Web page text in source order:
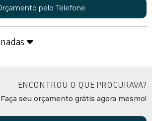
pelo Telefone
ENCONTROU O QUE PROCURAVA?
Faça seu orçamento grátis agora mesmo!